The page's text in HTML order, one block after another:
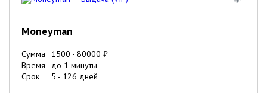
Moneyman
Сумма 1500 - 80000 ₽
Время
до 1 минуты
Срок
5 - 126 дней